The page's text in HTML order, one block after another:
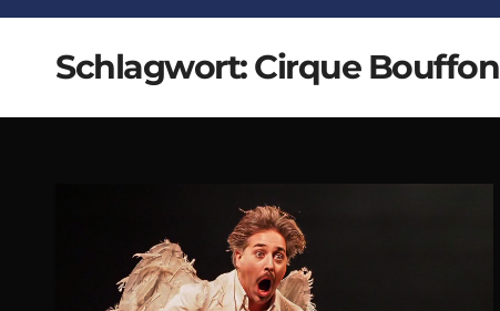
Schlagwort:Cirque Bouffon